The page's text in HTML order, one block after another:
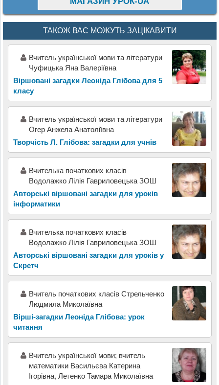
ТАКОЖ ВАС МОЖУТЬ ЗАЦІКАВИТИ
Вчитель української мови та літератури
Чуфицька Яна Валеріївна
Віршовані загадки Леоніда Глібова для 5
класу
Вчитель української мови та літератури
Огер Анжела Анатоліївна
Творчість Л. Глібова: загадки для учнів
Вчителька початкових класів
Водолажко Лілія Гавриловецька ЗОШ
Авторські віршовані загадки для уроків
інформатики
Вчителька початкових класів
Водолажко Лілія Гавриловецька ЗОШ
Авторські віршовані загадки для уроків у
Скретч
Вчитель початкових класів Стрельченко
Людмила Миколаївна
Вірші-загадки Леоніда Глібова: урок
читання
Вчитель української мови; вчитель
математики Васильєва Катерина
Ігорівна, Летенко Тамара Миколаївна